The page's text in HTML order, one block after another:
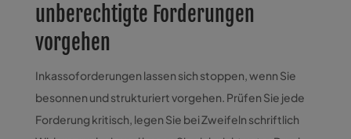
unberechtigte Forderungen
vorgehen
Inkassoforderungen lassen sich stoppen, wenn Sie
besonnen und strukturiert vorgehen. Prüfen Sie jede
Forderung kritisch, legen Sie bei Zweifeln schriftlich